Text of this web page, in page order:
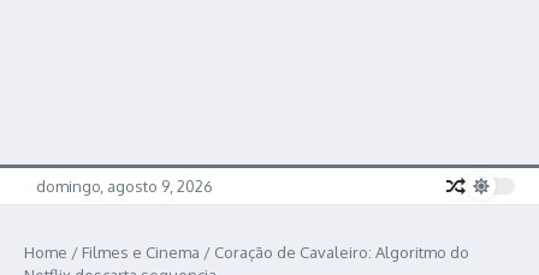
domingo, agosto 9, 2026
Home / Filmes e Cinema / Coração de Cavaleiro: Algoritmo do